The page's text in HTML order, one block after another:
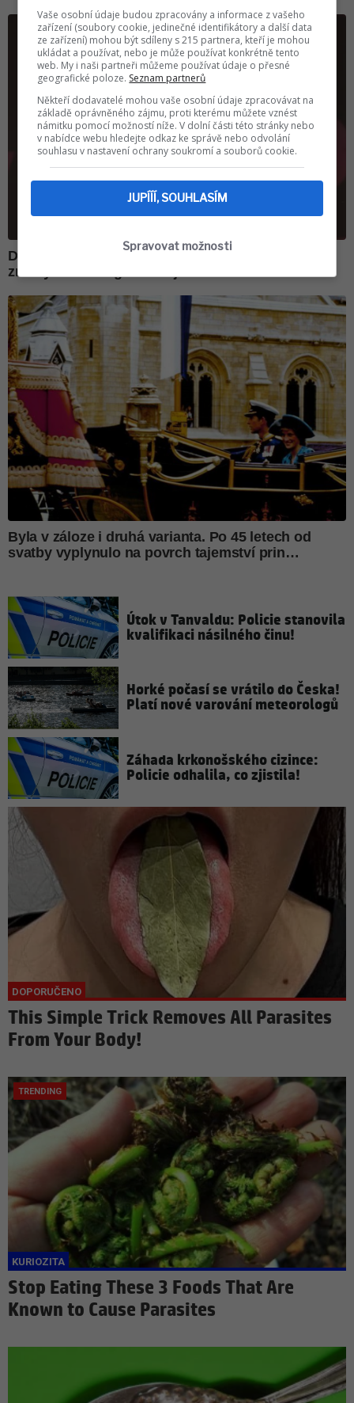
Útok v Tanvaldu: Policie stanovila
kvalifikaci násilného činu!
Horké počasí se vrátilo do Česka!
Platí nové varování meteorologů
Záhada krkonošského cizince:
Policie odhalila, co zjistila!
This Simple Trick Removes All Parasites
From Your Body!
Stop Eating These 3 Foods That Are
Known to Cause Parasites
Vaše osobní údaje budou zpracovány a informace z vašeho
zařízení (soubory cookie, jedinečné identifikátory a další data
ze zařízení) mohou být sdíleny s 215 partnera, kteří je mohou
ukládat a používat, nebo je může používat konkrétně tento
web. My i naši partneři můžeme používat údaje o přesné
geografické poloze. Seznam partnerů
Někteří dodavatelé mohou vaše osobní údaje zpracovávat na
základě oprávněného zájmu, proti kterému můžete vznést
námitku pomocí možností níže. V dolní části této stránky nebo
v nabídce webu hledejte odkaz ke správě nebo odvolání
souhlasu v nastavení ochrany soukromí a souborů cookie.
JUPÍÍÍ, SOUHLASÍM
Spravovat možnosti